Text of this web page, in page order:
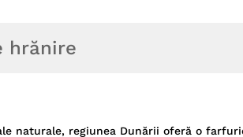
hrănire
naturale, regiunea Dunării oferă o